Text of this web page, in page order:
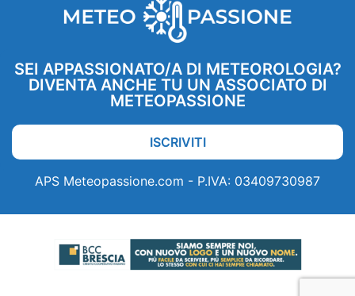
SEI APPASSIONATO/A DI METEOROLOGIA?
DIVENTA ANCHE TU UN ASSOCIATO DI
METEOPASSIONE
ISCRIVITI
APS Meteopassione.com - P.IVA: 03409730987